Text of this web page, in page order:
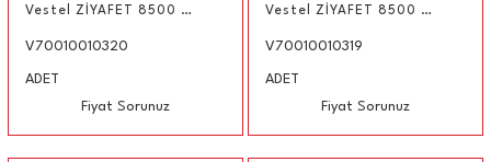
Vestel ZİYAFET 8500 DX Multi Blender Seti
V70010010320
ADET
Fiyat Sorunuz
Vestel ZİYAFET 8500 X Multi Blender Set
V70010010319
ADET
Fiyat Sorunuz